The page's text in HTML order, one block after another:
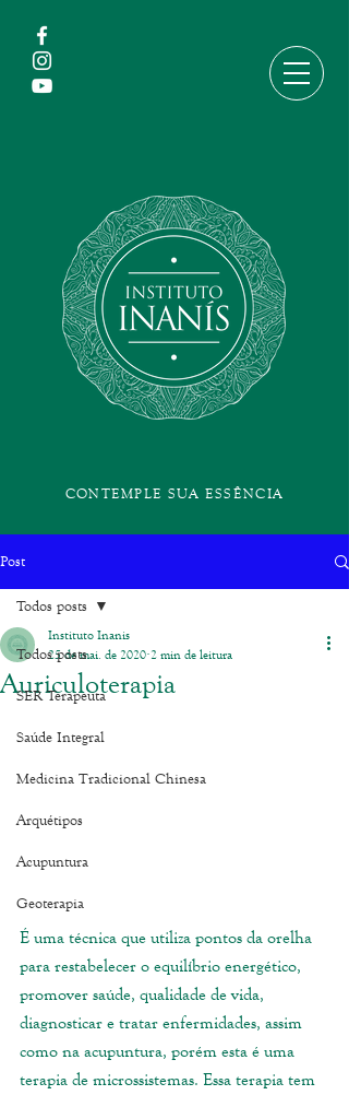
CONTEMPLE SUA ESSÊNCIA
Post
Todos posts
SER Terapeuta
Saúde Integral
Medicina Tradicional Chinesa
Arquétipos
Acupuntura
Geoterapia
Todos posts
Auriculoterapia
Instituto Inanis
25 de mai. de 2020 2 min de leitura
É uma técnica que utiliza pontos da orelha
para restabelecer o equilíbrio energético,
promover saúde, qualidade de vida,
diagnosticar e tratar enfermidades, assim
como na acupuntura, porém esta é uma
terapia de microssistemas. Essa terapia tem